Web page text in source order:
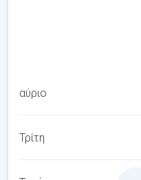
αύριο
Τρίτη